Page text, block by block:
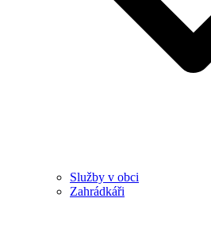
Služby v obci
Zahrádkáři